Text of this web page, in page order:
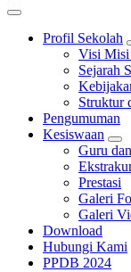
Profil Sekolah
Visi Misi
Sejarah
Struktur
Pengumuman
Kesiswaan
Guru
Prestasi
Galeri
Galeri
Download
Hubungi Kami
PPDB 2024